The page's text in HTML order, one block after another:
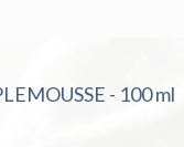
- 100 ml